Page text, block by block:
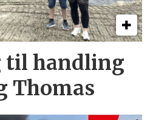
til handling
Thomas